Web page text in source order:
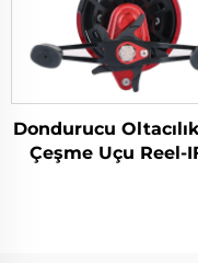
Dondurucu
Çeşme Uçu Reel-